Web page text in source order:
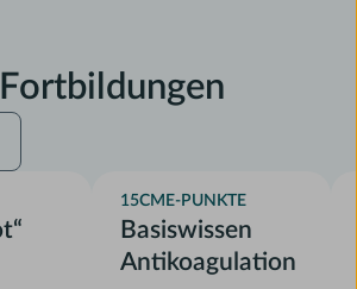
15CME-PUNKTE
Basiswissen
Antikoagulation